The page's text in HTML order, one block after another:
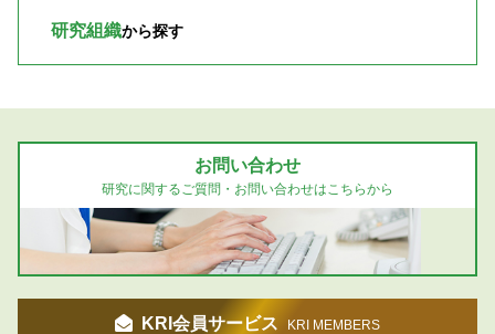
研究組織から探す
お問い合わせ
研究に関するご質問・お問い合わせはこちらから
KRI会員サービス KRI MEMBERS